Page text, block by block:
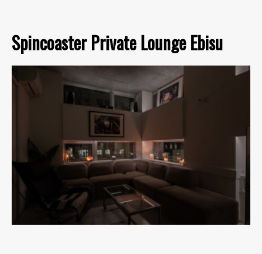
Spincoaster Private Lounge Ebisu